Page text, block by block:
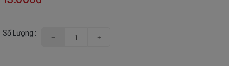
Số Lượng :